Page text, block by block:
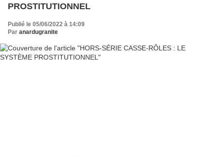
PROSTITUTIONNEL
Publié le 05/06/2022 à 14:09
Par anardugranite